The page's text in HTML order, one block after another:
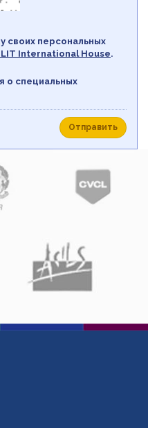
своих персональных
International House.
о специальных
Отправить